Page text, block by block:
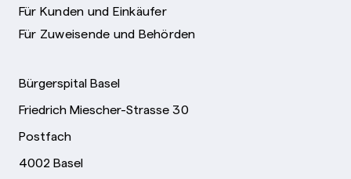
Für Kunden und Einkäufer
Für Zuweisende und Behörden
Bürgerspital Basel
Friedrich Miescher-Strasse 30
Postfach
4002 Basel